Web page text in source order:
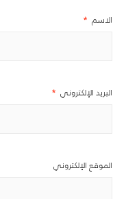
الاسم *
البريد الإلكتروني *
الموقع الإلكتروني